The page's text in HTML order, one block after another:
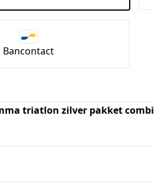
Bancontact
triatlon zilver pakket combi